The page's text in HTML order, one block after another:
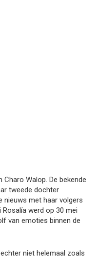
Walop. De bekende
tweede dochter
nieuws met haar volgers
Rosalía werd op 30 mei
van emoties binnen de
niet helemaal zoals